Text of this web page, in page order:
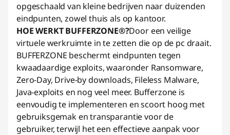
opgeschaald van kleine bedrijven naar duizenden
eindpunten, zowel thuis als op kantoor.
HOE WERKT BUFFERZONE®?Door een veilige
virtuele werkruimte in te zetten die op de pc draait.
BUFFERZONE beschermt eindpunten tegen
kwaadaardige exploits, waaronder Ransomware,
Zero-Day, Drive-by downloads, Fileless Malware,
Java-exploits en nog veel meer. Bufferzone is
eenvoudig te implementeren en scoort hoog met
gebruiksgemak en transparantie voor de
gebruiker, terwijl het een effectieve aanpak voor